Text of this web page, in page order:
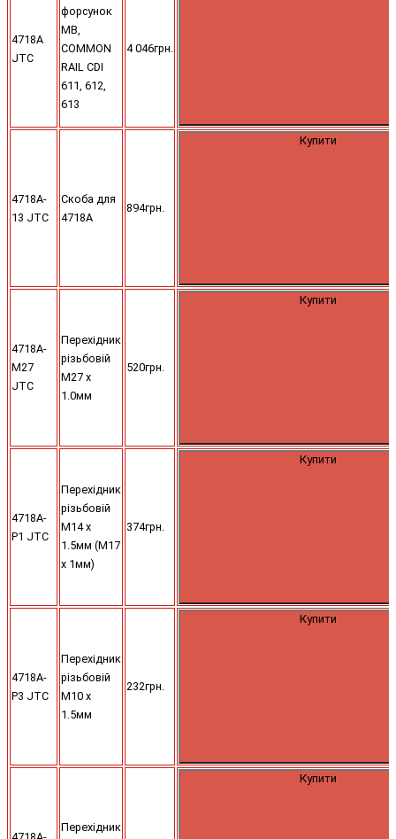
4718A
JTC
форсунок
MB,
COMMON
RAIL CDI
611, 612,
613
4 046грн.
4718A-
13 JTC
Скоба для
4718A
894грн.
Купити
4718A-
M27
JTC
Перехідник
різьбовій
M27 х
1.0мм
520грн.
Купити
4718A-
P1 JTC
Перехідник
різьбовій
M14 х
1.5мм (М17
х 1мм)
374грн.
Купити
4718A-
P3 JTC
Перехідник
різьбовій
M10 х
1.5мм
232грн.
Купити
Перехідник
Купити